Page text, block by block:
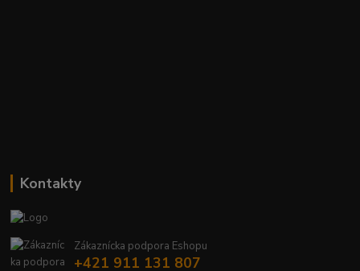
Kontakty
Zákaznícka podpora Eshopu
+421 911 131 807